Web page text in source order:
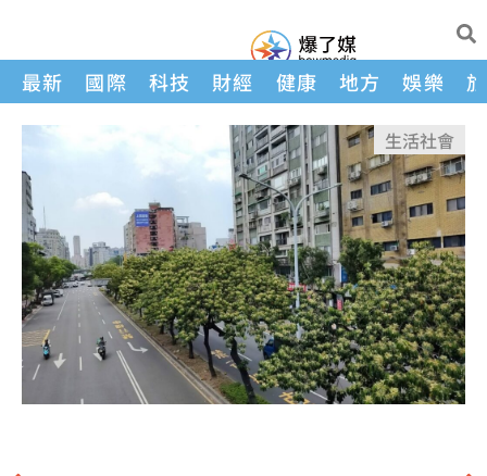
最新 國際 科技 財經 健康 地方 娛樂
生活社會